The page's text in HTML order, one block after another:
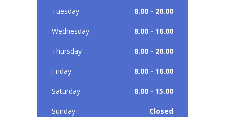
Tuesday 8.00 - 20.00
Wednesday 8.00 - 16.00
Thursday 8.00 - 20.00
Friday 8.00 - 16.00
Saturday 8.00 - 15.00
Sunday Closed